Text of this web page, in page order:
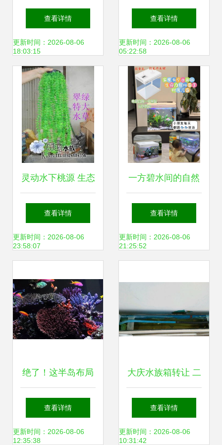
带厂 水族箱专用分
离设备产品全览
查看详情
更新时间：2026-08-06
18:03:15
罗村艺远演出器材
厂创新推出水族箱
周边视听产品
查看详情
更新时间：2026-08-06
05:22:58
灵动水下桃源 生态
假山助力水族箱打
造梦幻鱼乐世界
查看详情
更新时间：2026-08-06
23:58:07
一方碧水间的自然
盛宴 森森超白玻璃
草缸生态鱼缸的格
查看详情
更新时间：2026-08-06
21:25:52
绝了！这半岛布局
海缸真是美绝了 打
造梦幻水族箱的艺
查看详情
更新时间：2026-08-06
12:35:38
大庆水族箱转让 二
手鱼缸与宠物用品
精选指南
查看详情
更新时间：2026-08-06
10:31:42